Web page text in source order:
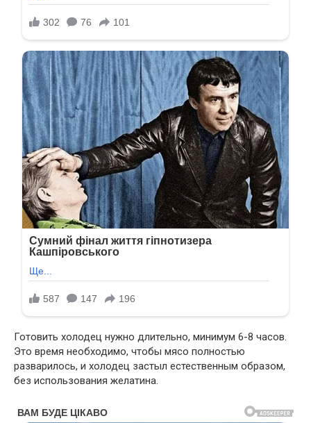
Готовить холодец нужно длительно, минимум 6-8 часов.
Это время необходимо, чтобы мясо полностью
разварилось, и холодец застыл естественным образом,
без использования желатина.